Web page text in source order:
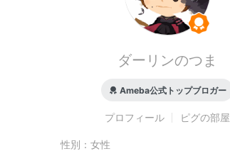
ダーリンのつま
Ameba公式トップブロガー
プロフィール ピグの部屋
性別： 女性